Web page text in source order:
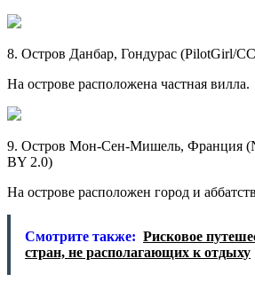
8. Остров Данбар, Гондурас (PilotGirl/
На острове расположена частная вилла.
9. Остров Мон-Сен-Мишель, Франция
BY 2.0)
На острове расположен город и
Смотрите также: Рисковое
стран, не располагающих к отдыху